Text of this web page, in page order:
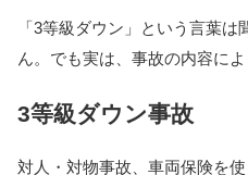
「3等級ダウン」という言葉
ん。でも実は、事故の内容に
3等級ダウン事故
対人・対物事故、車両保険を使